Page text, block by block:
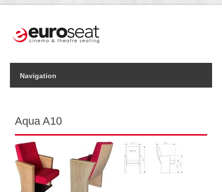
Navigation
Aqua A10